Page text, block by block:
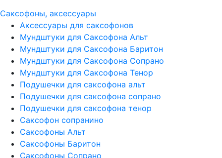
Саксофоны, аксессуары
Аксессуары для саксофонов
Мундштуки для Саксофона Альт
Мундштуки для Саксофона Баритон
Мундштуки для Саксофона Сопрано
Мундштуки для Саксофона Тенор
Подушечки для саксофона альт
Подушечки для саксофона сопрано
Подушечки для саксофона тенор
Саксофон сопранино
Саксофоны Альт
Саксофоны Баритон
Саксофоны Сопрано